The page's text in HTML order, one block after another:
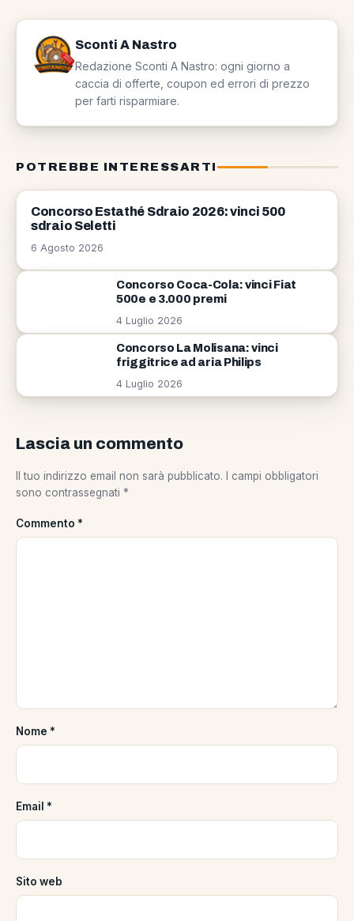
Sconti A Nastro
Redazione Sconti A Nastro: ogni giorno a
caccia di offerte, coupon ed errori di prezzo
per farti risparmiare.
POTREBBE INTERESSARTI
CONCORSI
Concorso Estathé Sdraio 2026: vinci 500
sdraio Seletti
6 Agosto 2026
Concorso Coca-Cola: vinci Fiat
500e e 3.000 premi
4 Luglio 2026
Concorso La Molisana: vinci
friggitrice ad aria Philips
4 Luglio 2026
Lascia un commento
Il tuo indirizzo email non sarà pubblicato.
I campi obbligatori
sono contrassegnati *
Commento *
Nome *
Email *
Sito web